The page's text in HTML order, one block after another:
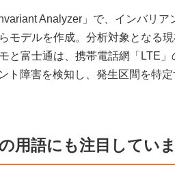
Analyzer」で、インバリア
モデルを作成。分析対象となる
と富士通は、携帯電話網「LTE
ト障害を検知し、発生区間を特
用語にも注目してい